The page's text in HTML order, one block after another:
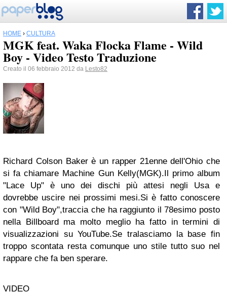
HOME › CULTURA
MGK feat. Waka Flocka Flame - Wild
Boy - Video Testo Traduzione
Creato il 06 febbraio 2012 da Lesto82
Richard Colson Baker è un rapper 21enne dell'Ohio che
si fa chiamare Machine Gun Kelly(MGK).Il primo album
"Lace Up" è uno dei dischi più attesi negli Usa e
dovrebbe uscire nei prossimi mesi.Si è fatto conoscere
con "Wild Boy",traccia che ha raggiunto il 78esimo posto
nella Billboard ma molto meglio ha fatto in termini di
visualizzazioni su YouTube.Se tralasciamo la base fin
troppo scontata resta comunque uno stile tutto suo nel
rappare che fa ben sperare.
VIDEO